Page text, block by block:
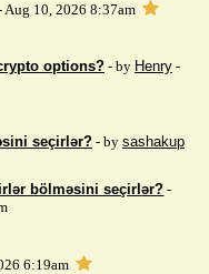
Aug 10, 2026 8:37am
options? - by Henry -
seçirlər? - by sashakup
bölməsini seçirlər? -
6:19am